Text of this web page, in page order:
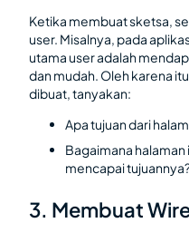
Ketika membuat sketsa,
user. Misalnya, pada
utama user adalah
dan mudah. Oleh karena
dibuat, tanyakan:
Apa tujuan dari
Bagaimana
mencapai
3. Membuat